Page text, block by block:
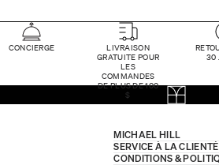
CONCIERGE
LIVRAISON
GRATUITE POUR
LES
COMMANDES
DE PLUS DE 100
$
30
MICHAEL HILL
SERVICE À LA
CONDITIONS &